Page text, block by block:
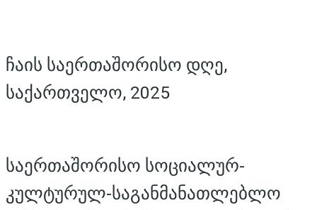
ჩაის საერთაშორისო დღე,
საქართველო, 2025
საერთაშორისო სოციალურ-
კულტურულ-საგანმანათლებლო